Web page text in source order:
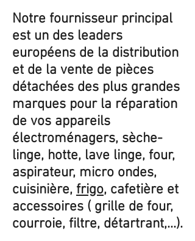
Notre fournisseur principal
est un des leaders
européens de la distribution
et de la vente de pièces
détachées des plus grandes
marques pour la réparation
de vos appareils
électroménagers, sèche-
linge, hotte, lave linge, four,
aspirateur, micro ondes,
cuisinière, frigo, cafetière et
accessoires ( grille de four,
courroie, filtre, détartrant,...).